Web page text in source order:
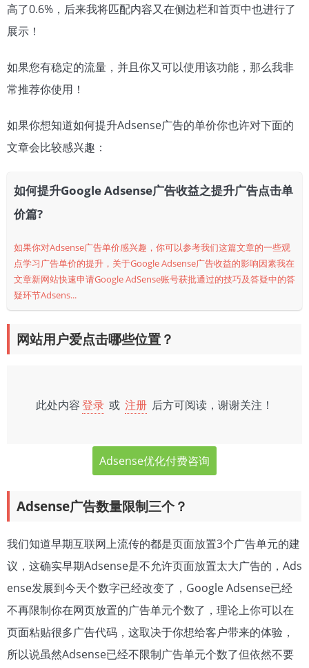
高了0.6%，后来我将匹配内容又在侧边栏和首页中也进行了
展示！
如果您有稳定的流量，并且你又可以使用该功能，那么我非
常推荐你使用！
如果你想知道如何提升Adsense广告的单价你也许对下面的
文章会比较感兴趣：
如何提升Google Adsense广告收益之提升广告点击单
价篇?
如果你对Adsense广告单价感兴趣，你可以参考我们这篇文章的一些观
点学习广告单价的提升，关于Google Adsense广告收益的影响因素我在
文章新网站快速申请Google AdSense账号获批通过的技巧及答疑中的答
疑环节Adsens...
网站用户爱点击哪些位置？
此处内容登录 或 注册 后方可阅读，谢谢关注！
Adsense优化付费咨询
Adsense广告数量限制三个？
我们知道早期互联网上流传的都是页面放置3个广告单元的建
议，这确实早期Adsense是不允许页面放置太大广告的，Ads
ense发展到今天个数字已经改变了，Google Adsense已经
不再限制你在网页放置的广告单元个数了，理论上你可以在
页面粘贴很多广告代码，这取决于你想给客户带来的体验，
所以说虽然Adsense已经不限制广告单元个数了但依然不要